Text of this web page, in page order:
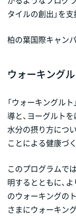
タイルの創出」を
柏の葉国際キャン
ウォーキング
「ウォーキングル
導と、ヨーグルト
水分の摂り方につ
ことによる健康づ
このプログラムで
明するとともに、
のウォーキングの
さまにウォーキン